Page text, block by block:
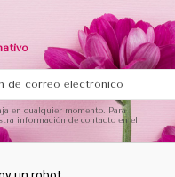
en cualquier momento. Para
información de contacto en el